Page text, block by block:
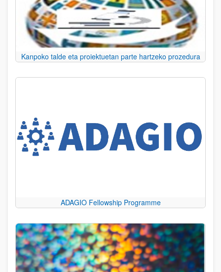
Kanpoko talde eta proiektuetan parte hartzeko prozedura
ADAGIO Fellowship Programme